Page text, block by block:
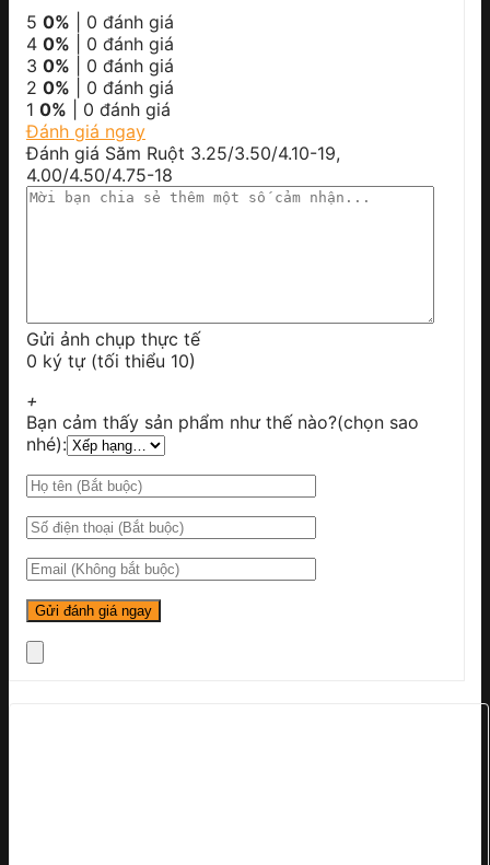
5 0% | 0 đánh giá
4 0% | 0 đánh giá
3 0% | 0 đánh giá
2 0% | 0 đánh giá
1 0% | 0 đánh giá
Đánh giá ngay
Đánh giá Săm Ruột 3.25/3.50/4.10-19,
4.00/4.50/4.75-18
Gửi ảnh chụp thực tế
0 ký tự (tối thiểu 10)
+
Bạn cảm thấy sản phẩm như thế nào?(chọn sao
nhé):